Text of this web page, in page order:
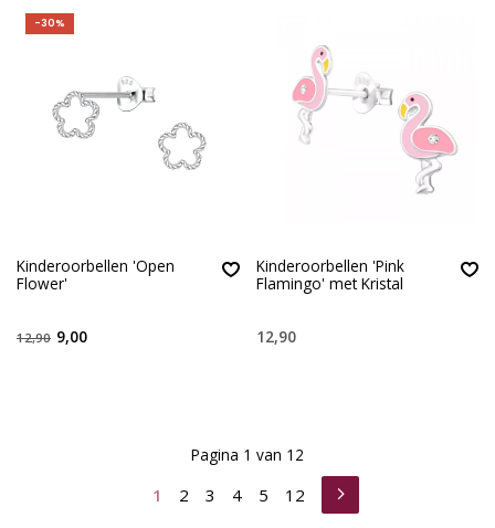
-30%
Kinderoorbellen 'Open
Flower'
12,90 9,00
Kinderoorbellen 'Pink
Flamingo' met Kristal
12,90
1 2 3 4 5 12
Pagina 1 van 12